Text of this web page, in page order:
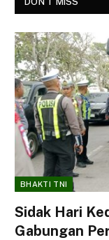
BHAKTI TNI
Sidak Hari
Gabungan